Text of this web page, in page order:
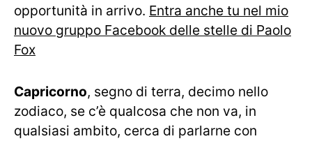
opportunità in arrivo. Entra anche tu nel mio
nuovo gruppo Facebook delle stelle di Paolo
Fox
Capricorno, segno di terra, decimo nello
zodiaco, se c’è qualcosa che non va, in
qualsiasi ambito, cerca di parlarne con